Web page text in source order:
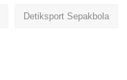
Detiksport Sepakbola